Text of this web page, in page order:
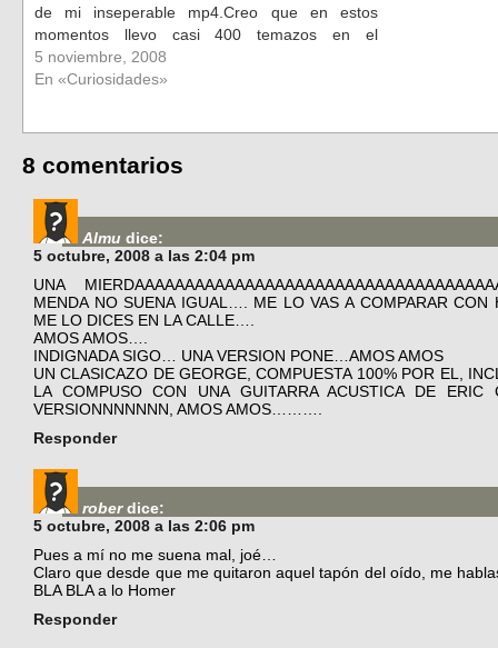
de mi inseperable mp4.Creo que en estos
momentos llevo casi 400 temazos en el
susodicho (todos ellos tienen su encanto) así
que me cuesta horrores…
5 noviembre, 2008
En «Curiosidades»
8 comentarios
Almu dice:
5 octubre, 2008 a las 2:04 pm
UNA
MENDA NO SUENA IGUAL…. ME LO VAS A COMPARAR CON
ME LO DICES EN LA CALLE….
AMOS AMOS….
INDIGNADA SIGO… UNA VERSION PONE…AMOS AMOS
UN CLASICAZO DE GEORGE, COMPUESTA 100% POR EL,
LA COMPUSO CON UNA GUITARRA ACUSTICA DE
VERSIONNNNNNN, AMOS AMOS……….
Responder
rober dice:
5 octubre, 2008 a las 2:06 pm
Pues a mí no me suena mal, joé…
Claro que desde que me quitaron aquel tapón del oído, me
BLA BLA a lo Homer
Responder